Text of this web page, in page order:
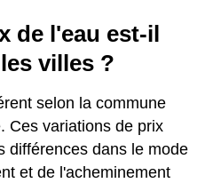
de l'eau est-il
villes ?
selon la commune
Ces variations de prix
différences dans le mode
et de l'acheminement